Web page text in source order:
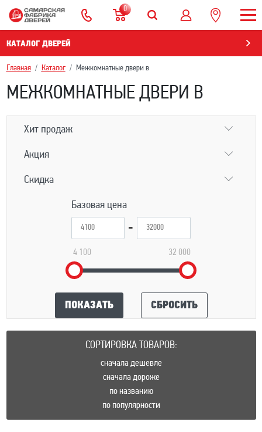
0
КАТАЛОГ ДВЕРЕЙ
Главная Каталог Межкомнатные двери в
МЕЖКОМНАТНЫЕ ДВЕРИ В
Хит продаж
Акция
Скидка
Базовая цена
4 100 32 000
ПОКАЗАТЬ СБРОСИТЬ
СОРТИРОВКА ТОВАРОВ:
сначала дешевле
сначала дороже
по названию
по популярности